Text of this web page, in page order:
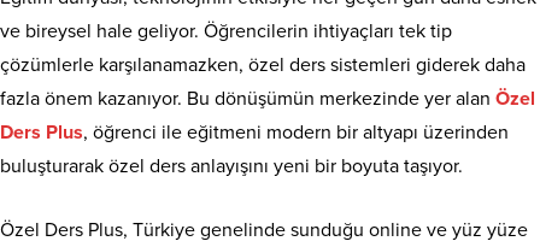
ve bireysel hale geliyor. Öğrencilerin ihtiyaçları tek tip
çözümlerle karşılanamazken, özel ders sistemleri giderek daha
fazla önem kazanıyor. Bu dönüşümün merkezinde yer alan Özel
Ders Plus, öğrenci ile eğitmeni modern bir altyapı üzerinden
buluşturarak özel ders anlayışını yeni bir boyuta taşıyor.
Özel Ders Plus, Türkiye genelinde sunduğu online ve yüz yüze